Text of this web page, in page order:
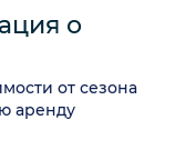
о
от сезона
аренду